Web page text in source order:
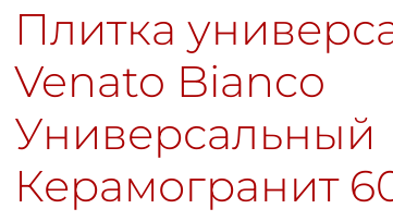
Плитка
Venato Bianco
Универсальный
Керамогранит